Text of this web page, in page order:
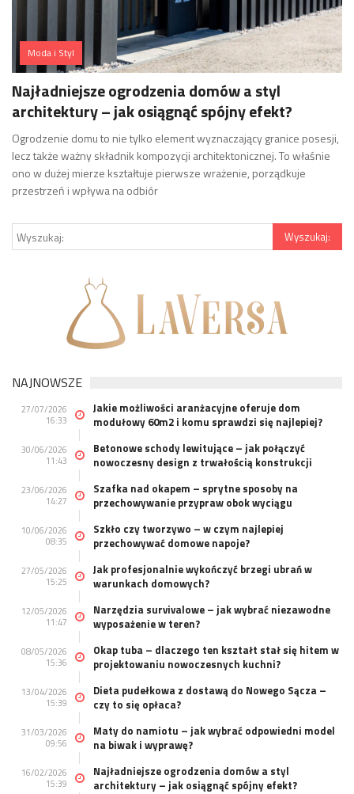
Moda i Styl
Najładniejsze ogrodzenia domów a styl
architektury – jak osiągnąć spójny efekt?
Ogrodzenie domu to nie tylko element wyznaczający granice posesji,
lecz także ważny składnik kompozycji architektonicznej. To właśnie
ono w dużej mierze kształtuje pierwsze wrażenie, porządkuje
przestrzeń i wpływa na odbiór
NAJNOWSZE
27/07/2026
16:33
Jakie możliwości aranżacyjne oferuje dom
modułowy 60m2 i komu sprawdzi się najlepiej?
30/06/2026
11:43
Betonowe schody lewitujące – jak połączyć
nowoczesny design z trwałością konstrukcji
23/06/2026
14:27
Szafka nad okapem – sprytne sposoby na
przechowywanie przypraw obok wyciągu
10/06/2026
08:35
Szkło czy tworzywo – w czym najlepiej
przechowywać domowe napoje?
27/05/2026
15:25
Jak profesjonalnie wykończyć brzegi ubrań w
warunkach domowych?
12/05/2026
11:47
Narzędzia survivalowe – jak wybrać niezawodne
wyposażenie w teren?
08/05/2026
15:36
Okap tuba – dlaczego ten kształt stał się hitem w
projektowaniu nowoczesnych kuchni?
13/04/2026
15:39
Dieta pudełkowa z dostawą do Nowego Sącza –
czy to się opłaca?
31/03/2026
09:56
Maty do namiotu – jak wybrać odpowiedni model
na biwak i wyprawę?
16/02/2026
15:39
Najładniejsze ogrodzenia domów a styl
architektury – jak osiągnąć spójny efekt?